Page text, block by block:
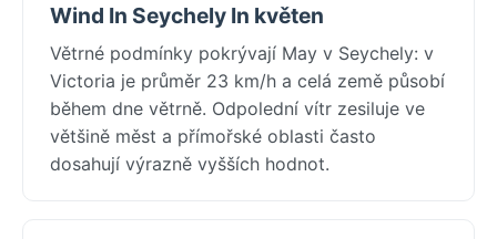
Wind In Seychely In květen
Větrné podmínky pokrývají May v Seychely: v
Victoria je průměr 23 km/h a celá země působí
během dne větrně. Odpolední vítr zesiluje ve
většině měst a přímořské oblasti často
dosahují výrazně vyšších hodnot.